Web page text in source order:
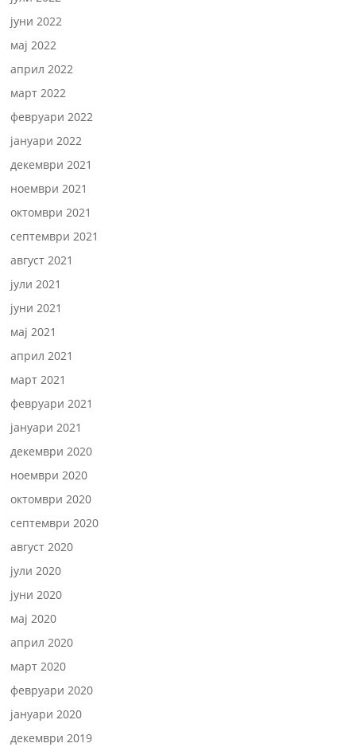
јуни 2022
мај 2022
април 2022
март 2022
февруари 2022
јануари 2022
декември 2021
ноември 2021
октомври 2021
септември 2021
август 2021
јули 2021
јуни 2021
мај 2021
април 2021
март 2021
февруари 2021
јануари 2021
декември 2020
ноември 2020
октомври 2020
септември 2020
август 2020
јули 2020
јуни 2020
мај 2020
април 2020
март 2020
февруари 2020
јануари 2020
декември 2019